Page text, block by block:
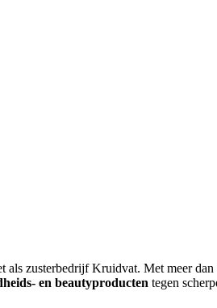
als zusterbedrijf Kruidvat. Met meer
en beautyproducten tegen